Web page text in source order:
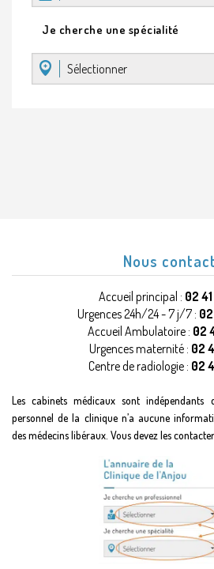
Je cherche une spécialité
Sélectionner
Nous
Accueil principal : 02
Urgences 24h/24 - 7 j/7 :
Accueil Ambulatoire : 02
Urgences maternité : 02
Centre de radiologie : 02
Les cabinets médicaux sont indépendants
personnel de la clinique n’a aucune
des médecins libéraux. Vous devez les